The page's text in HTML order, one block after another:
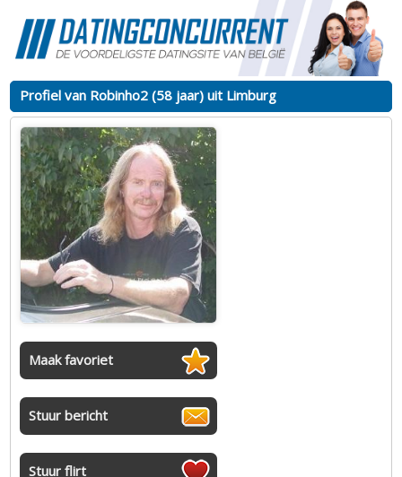
Profiel van Robinho2 (58 jaar) uit Limburg
Maak favoriet
Stuur bericht
Stuur flirt